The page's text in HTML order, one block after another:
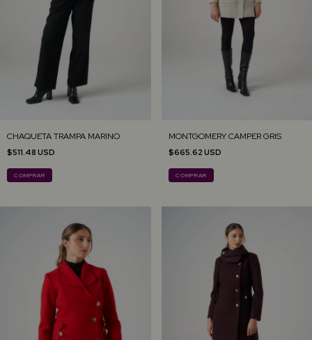
CHAQUETA TRAMPA MARINO
$511.48 USD
COMPRAR
MONTGOMERY CAMPER GRIS
$665.62 USD
COMPRAR